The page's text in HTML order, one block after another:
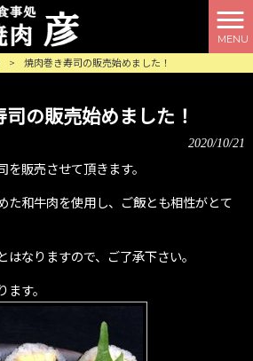
MENU
> 焼肉巻き寿司の販売始めました！
の販売始めました！
2020/10/21
販売させて頂きます。
た和牛肉を使用し、ご飯とも相性がとて
なりますので、ご了承下さい。
す。